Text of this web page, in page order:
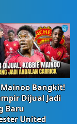
Bangkit!
Dijual Jadi
Baru
United